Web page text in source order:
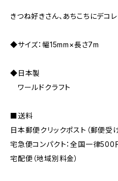
きつね好きさん、あちこちにデコ
◆サイズ：幅15mm×長さ7m
◆日本製
ワールドクラフト
■送料
日本郵便クリックポスト（郵便受
宅急便コンパクト：全国一律500
宅配便（地域別料金）